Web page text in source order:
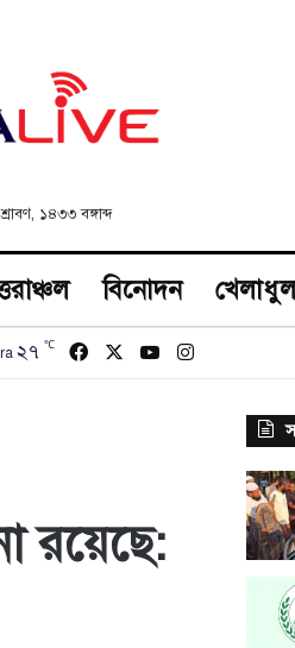
১৪৩৩ বঙ্গাব্দ
বিনোদন
২৭ ℃ FacebookYouTubeInstagram
রয়েছে: